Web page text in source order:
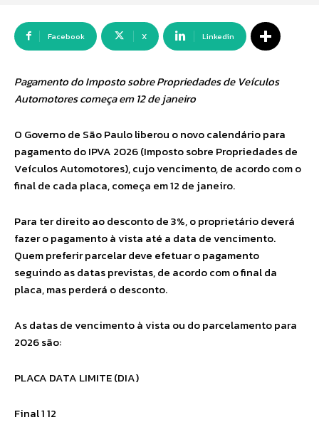
Facebook X Linkedin
Pagamento do Imposto sobre Propriedades de Veículos
Automotores começa em 12 de janeiro
O Governo de São Paulo liberou o novo calendário para
pagamento do IPVA 2026 (Imposto sobre Propriedades de
Veículos Automotores), cujo vencimento, de acordo com o
final de cada placa, começa em 12 de janeiro.
Para ter direito ao desconto de 3%, o proprietário deverá
fazer o pagamento à vista até a data de vencimento.
Quem preferir parcelar deve efetuar o pagamento
seguindo as datas previstas, de acordo com o final da
placa, mas perderá o desconto.
As datas de vencimento à vista ou do parcelamento para
2026 são:
PLACA DATA LIMITE (DIA)
Final 1 12